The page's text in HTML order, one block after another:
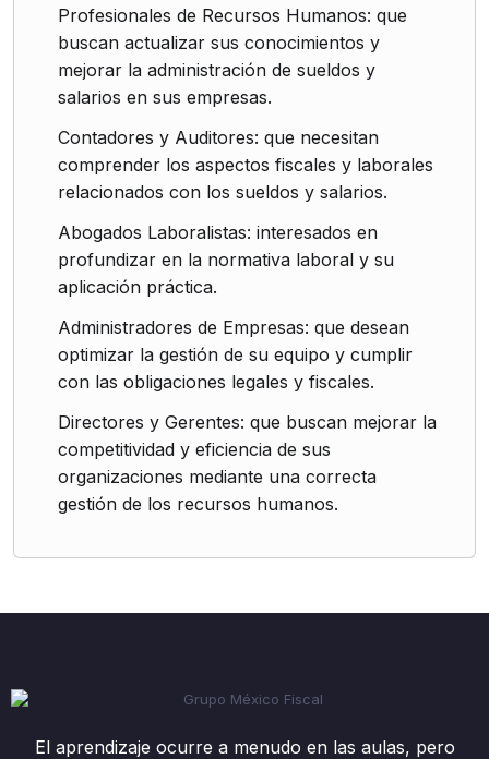
Profesionales de Recursos Humanos: que
buscan actualizar sus conocimientos y
mejorar la administración de sueldos y
salarios en sus empresas.
Contadores y Auditores: que necesitan
comprender los aspectos fiscales y laborales
relacionados con los sueldos y salarios.
Abogados Laboralistas: interesados en
profundizar en la normativa laboral y su
aplicación práctica.
Administradores de Empresas: que desean
optimizar la gestión de su equipo y cumplir
con las obligaciones legales y fiscales.
Directores y Gerentes: que buscan mejorar la
competitividad y eficiencia de sus
organizaciones mediante una correcta
gestión de los recursos humanos.
El aprendizaje ocurre a menudo en las aulas, pero